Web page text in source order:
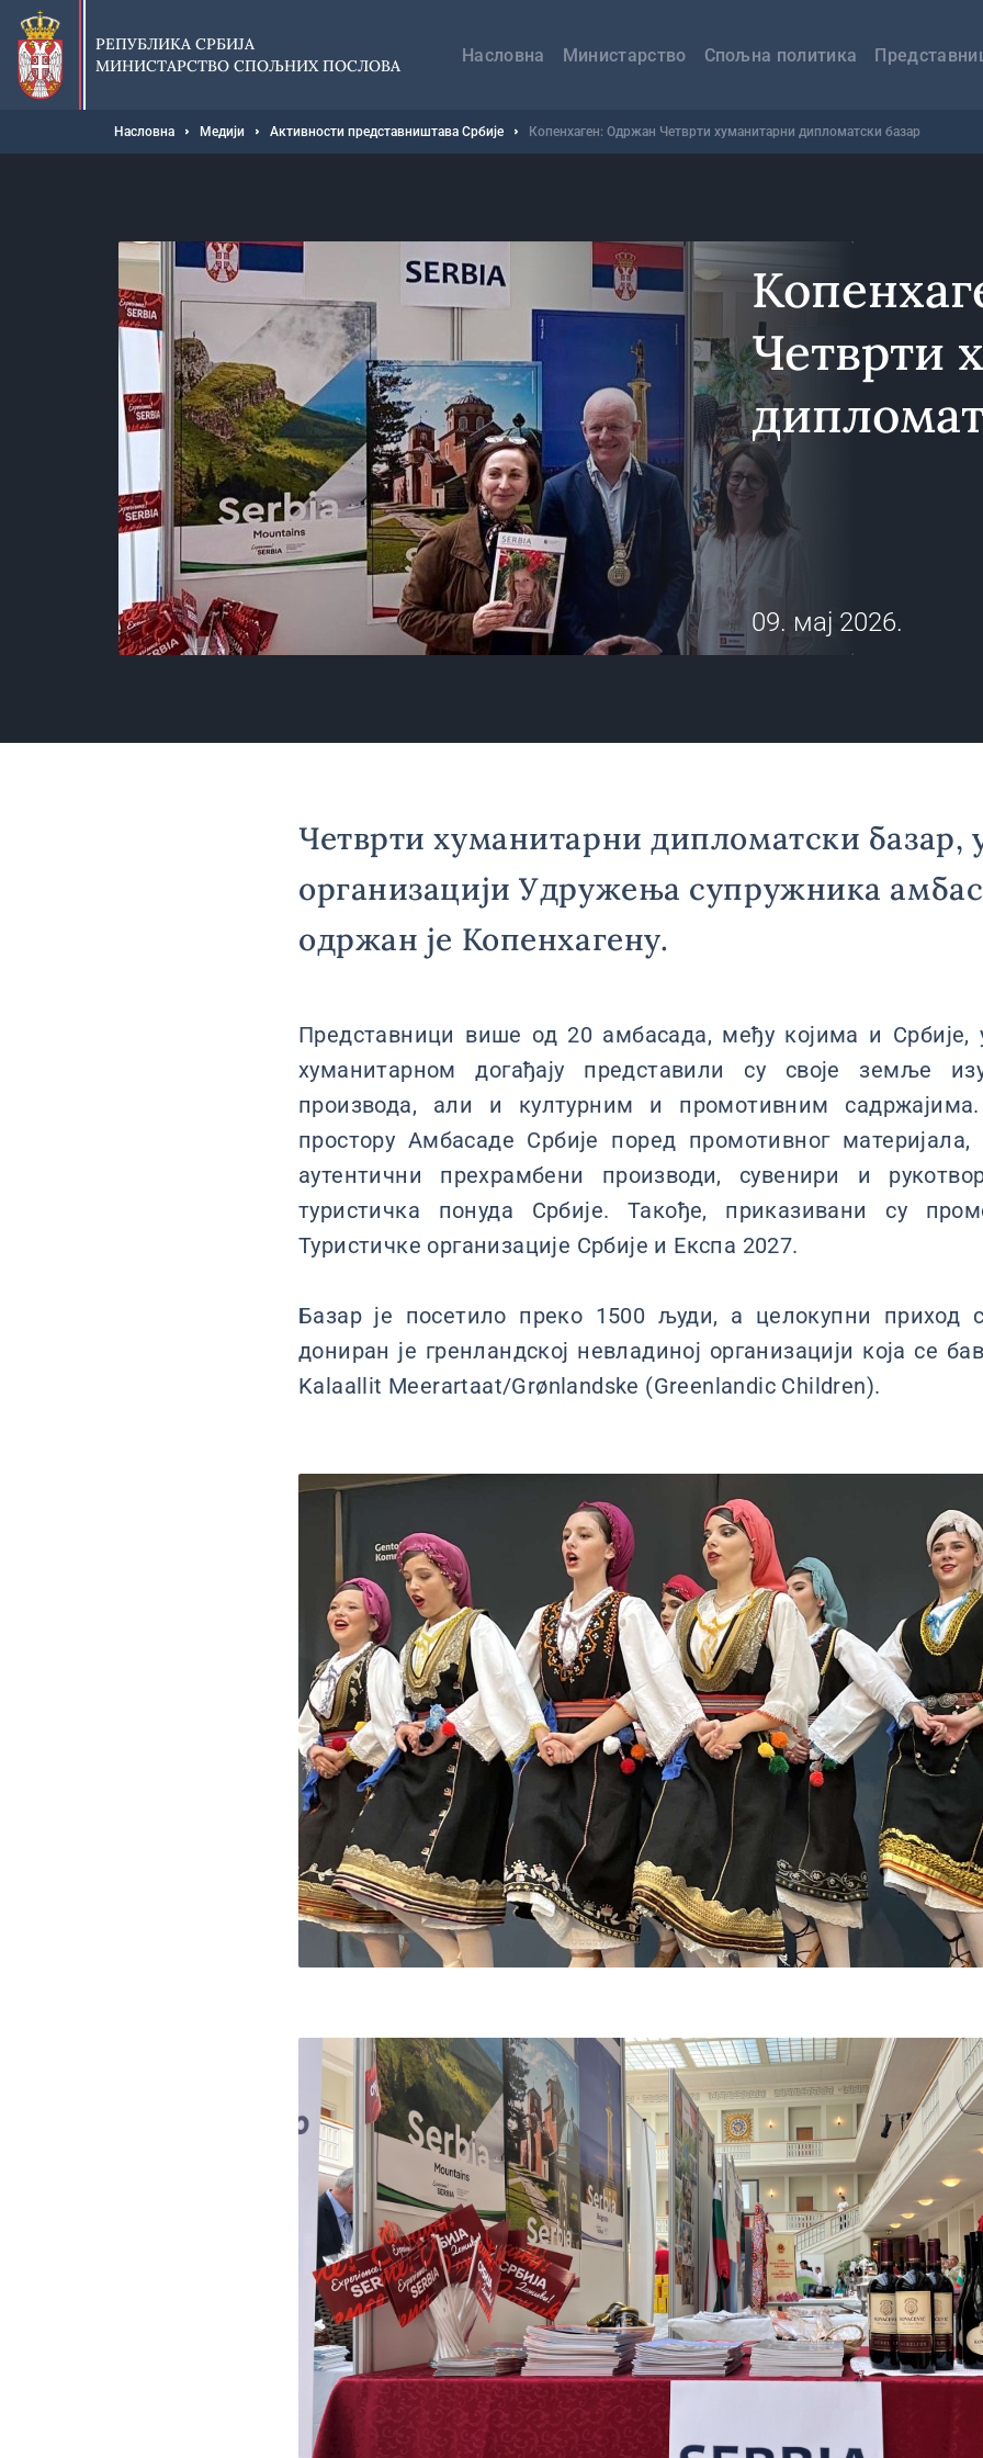
Прескочи
главни
део
садржаја
РЕПУБЛИКА СРБИЈА
МИНИСТАРСТВО СПОЉНИХ ПОСЛОВА
навигација
Насловна Министарство Спољна политика
Мрвице
Насловна Медији Активности представништава Србије Копенхаген: Одржан Четврти хуманитарни дипломатски базар
Четврти
09. мај 2026.
Четврти хуманитарни дипломатски базар,
организацији Удружења супружника
одржан је Копенхагену.
Представници више од 20 амбасада, међу којима и
хуманитарном догађају представили су своје земље
производа, али и културним и промотивним
простору Амбасаде Србије поред промотивног
аутентични прехрамбени производи, сувенири и
туристичка понуда Србије. Такође, приказивани су
Туристичке организације Србије и Експа 2027.
Базар је посетило преко 1500 људи, а целокупни приход
дониран је гренландској невладиној организацији која се
Kalaallit Meerartaat/Grønlandske (Greenlandic Children).